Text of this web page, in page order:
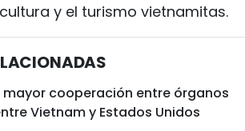
y el turismo vietnamitas.
mayor cooperación entre órganos
Vietnam y Estados Unidos